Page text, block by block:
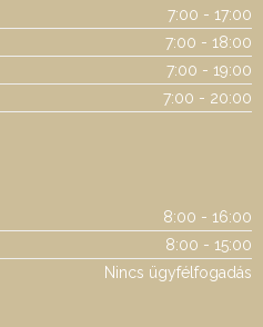
7:00 - 17:00
7:00 - 18:00
7:00 - 19:00
7:00 - 20:00
8:00 - 16:00
8:00 - 15:00
Nincs ügyfélfogadás